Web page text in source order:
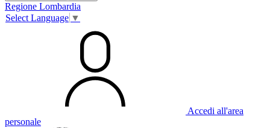
Regione Lombardia
Select Language ▼
Accedi all'area
personale